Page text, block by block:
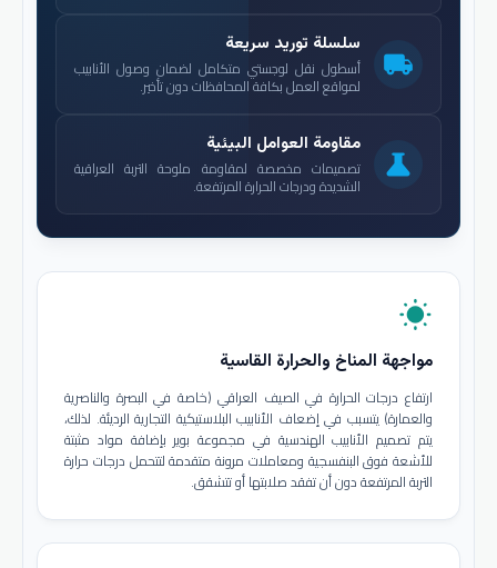
local_shipping
سلسلة توريد سريعة
أسطول نقل لوجستي متكامل لضمان وصول الأنابيب
لمواقع العمل بكافة المحافظات دون تأخير.
science
مقاومة العوامل البيئية
تصميمات مخصصة لمقاومة ملوحة التربة العراقية
الشديدة ودرجات الحرارة المرتفعة.
wb_sunny
مواجهة المناخ والحرارة القاسية
ارتفاع درجات الحرارة في الصيف العراقي (خاصة في البصرة والناصرية
والعمارة) يتسبب في إضعاف الأنابيب البلاستيكية التجارية الرديئة. لذلك،
يتم تصميم الأنابيب الهندسية في مجموعة بوير بإضافة مواد مثبتة
للأشعة فوق البنفسجية ومعاملات مرونة متقدمة لتتحمل درجات حرارة
التربة المرتفعة دون أن تفقد صلابتها أو تتشقق.